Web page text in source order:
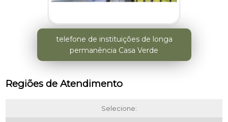
telefone de instituições de longa
permanência Casa Verde
Regiões de Atendimento
Selecione: